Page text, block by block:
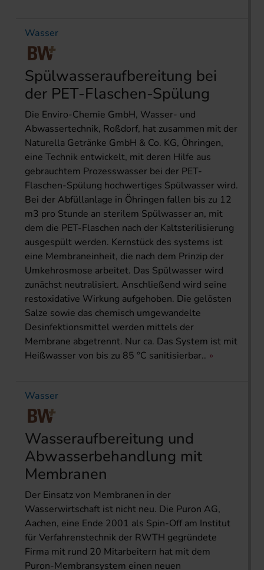
Wasser
Spülwasseraufbereitung bei
der PET-Flaschen-Spülung
Die Enviro-Chemie GmbH, Wasser- und
Abwassertechnik, Roßdorf, hat zusammen mit der
Naturella Getränke GmbH & Co. KG, Öhringen,
eine Technik entwickelt, mit deren Hilfe aus
gebrauchtem Prozesswasser bei der PET-
Flaschen-Spülung hochwertiges Spülwasser wird.
Bei der Abfüllanlage in Öhringen fallen bis zu 12
m3 pro Stunde an sterilem Spülwasser an, mit
dem die PET-Flaschen nach der Kaltsterilisierung
ausgespült werden. Kernstück des systems ist
eine Membraneinheit, die nach dem Prinzip der
Umkehrosmose arbeitet. Das Spülwasser wird
zunächst neutralisiert. Anschließend wird seine
restoxidative Wirkung aufgehoben. Die gelösten
Salze sowie das chemisch umgewandelte
Desinfektionsmittel werden mittels der
Membrane abgetrennt. Nur ca. Das System ist mit
Heißwasser von bis zu 85 °C sanitisierbar..
Wasser
Wasseraufbereitung und
Abwasserbehandlung mit
Membranen
Der Einsatz von Membranen in der
Wasserwirtschaft ist nicht neu. Die Puron AG,
Aachen, eine Ende 2001 als Spin-Off am Institut
für Verfahrenstechnik der RWTH gegründete
Firma mit rund 20 Mitarbeitern hat mit dem
Puron-Membransystem einen neuen